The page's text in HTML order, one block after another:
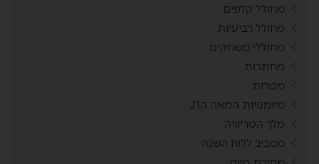
מחולל קלפים
מחולל רביעיות
מחוללי משחקים
מחתרות
מטרות
מיומנויות המאה ה21
מלך הטריוויה
מסביב ללוח השנה